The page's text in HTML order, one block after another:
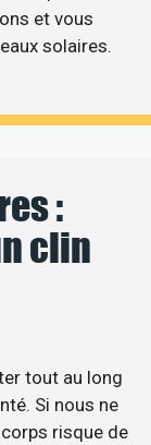
et vous
solaires.
:
clin
tout au long
Si nous ne
risque de